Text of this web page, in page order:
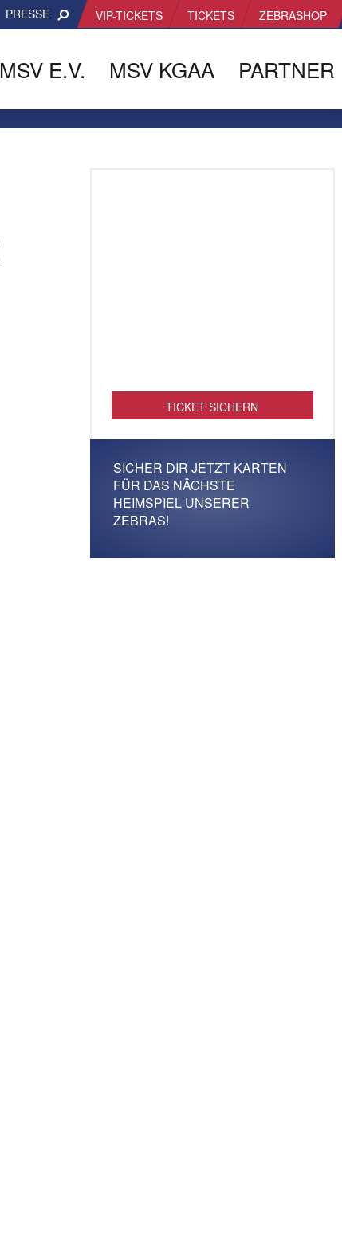
VIP-TICKETS TICKETS ZEBRASHOP
PRESSE
MSV E.V. MSV KGAA PARTNER
TICKET SICHERN
SICHER DIR JETZT KARTEN
FÜR DAS NÄCHSTE
HEIMSPIEL UNSERER
ZEBRAS!